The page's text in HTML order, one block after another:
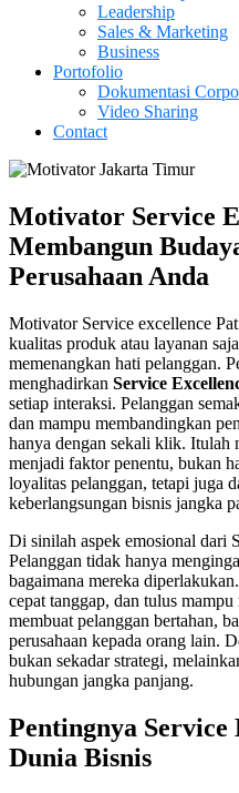
Leadership
Sales & Marketing
Business
Portofolio
Dokumentasi
Video Sharing
Contact
Motivator Service
Membangun
Perusahaan Anda
Motivator Service excellence
kualitas produk atau layanan
memenangkan hati pelanggan.
menghadirkan Service
setiap interaksi. Pelanggan
dan mampu membandingkan
hanya dengan sekali klik. Itulah
menjadi faktor penentu, bukan
loyalitas pelanggan, tetapi juga
keberlangsungan bisnis jangka
Di sinilah aspek emosional dari
Pelanggan tidak hanya
bagaimana mereka
cepat tanggap, dan tulus
membuat pelanggan bertahan,
perusahaan kepada orang lain.
bukan sekadar strategi,
hubungan jangka panjang.
Pentingnya Service
Dunia Bisnis